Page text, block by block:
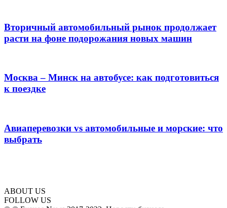
Вторичный автомобильный рынок продолжает
расти на фоне подорожания новых машин
Москва – Минск на автобусе: как подготовиться
к поездке
Авиаперевозки vs автомобильные и морские: что
выбрать
ABOUT US
FOLLOW US